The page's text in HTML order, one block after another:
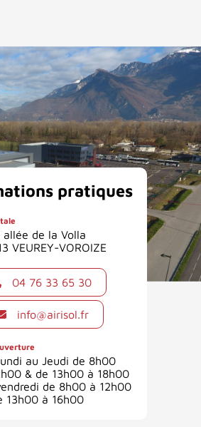
pratiques
allée de la Volla
VEUREY-VOROIZE
04 76 33 65 30
info@airisol.fr
au Jeudi de 8h00
& de 13h00 à 18h00
de 8h00 à 12h00
13h00 à 16h00